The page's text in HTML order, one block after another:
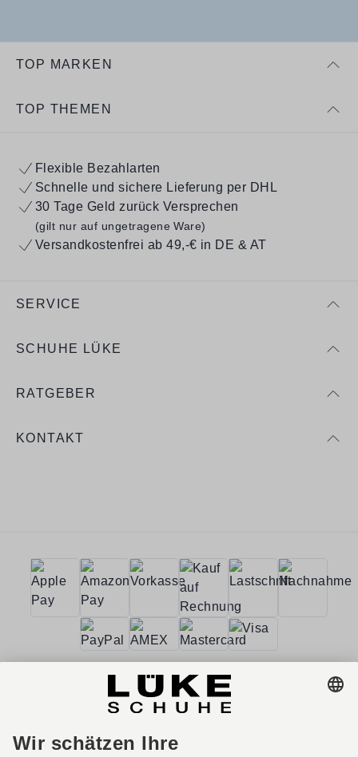
TOP MARKEN
TOP THEMEN
Flexible Bezahlarten
Schnelle und sichere Lieferung per DHL
30 Tage Geld zurück Versprechen
(gilt nur auf ungetragene Ware)
Versandkostenfrei ab 49,-€ in DE & AT
SERVICE
SCHUHE LÜKE
RATGEBER
KONTAKT